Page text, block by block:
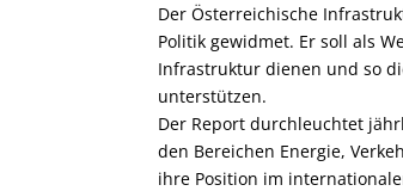
Der Österreichische
Politik gewidmet. Er soll als
Infrastruktur dienen und so
unterstützen.
Der Report durchleuchtet
den Bereichen Energie,
ihre Position im